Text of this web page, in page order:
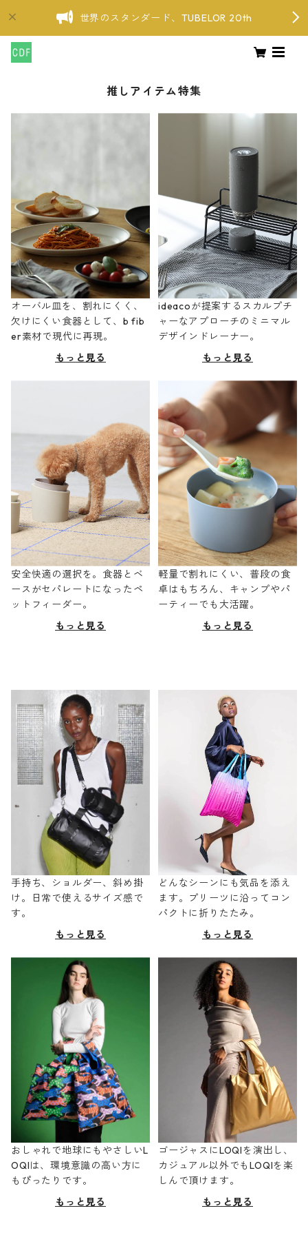
世界のスタンダード、TUBELOR 20th
推しアイテム特集
オーバル皿を、割れにくく、
欠けにくい食器として、b fib
er素材で現代に再現。
もっと見る
ideacoが提案するスカルプチ
ャーなアプローチのミニマル
デザインドレーナー。
もっと見る
安全快適の選択を。食器とベ
ースがセパレートになったペ
ットフィーダー。
もっと見る
軽量で割れにくい、普段の食
卓はもちろん、キャンプやパ
ーティーでも大活躍。
もっと見る
手持ち、ショルダー、斜め掛
け。日常で使えるサイズ感で
す。
もっと見る
どんなシーンにも気品を添え
ます。プリーツに沿ってコン
パクトに折りたたみ。
もっと見る
おしゃれで地球にもやさしいL
OQIは、環境意識の高い方に
もぴったりです。
もっと見る
ゴージャスにLOQIを演出し、
カジュアル以外でもLOQIを楽
しんで頂けます。
もっと見る